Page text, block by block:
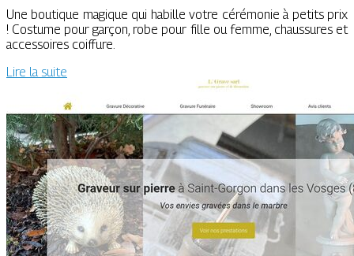
Une boutique magique qui habille votre cérémonie à petits prix
! Costume pour garçon, robe pour fille ou femme, chaussures et
accessoires coiffure.
Lire la suite